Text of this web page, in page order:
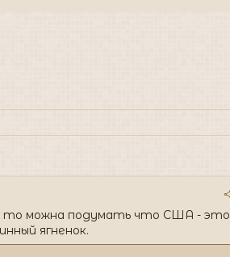
то можна подумать что США - это
ягненок.